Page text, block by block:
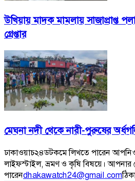
উখিয়ায় মাদক মামলায় সাজাপ্রাপ্ত
গ্রেপ্তার
মেঘনা নদী থেকে নারী-পুরুষের
ঢাকাওয়াচ২৪ডটকমে লিখতে পারেন আপনিও
লাইফস্টাইল, ভ্রমণ ও কৃষি বিষয়ে। আপনার
পারেনdhakawatch24@gmail.com